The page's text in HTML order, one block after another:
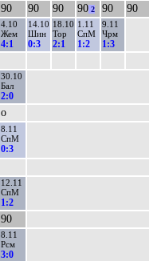
90 90 90 90 2 90 90
4.10
Жем
4:1
14.10
Шин
0:3
18.10
Тор
2:1
1.11
СпМ
1:2
9.11
Чрм
1:3
30.10
Бал
2:0
о
8.11
СпМ
0:3
12.11
СпМ
1:2
90
8.11
Рсм
3:0